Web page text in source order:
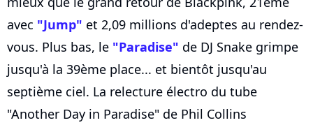
avec "Jump" et 2,09 millions d'adeptes au rendez-
vous. Plus bas, le "Paradise" de DJ Snake grimpe
jusqu'à la 39ème place... et bientôt jusqu'au
septième ciel. La relecture électro du tube
"Another Day in Paradise" de Phil Collins